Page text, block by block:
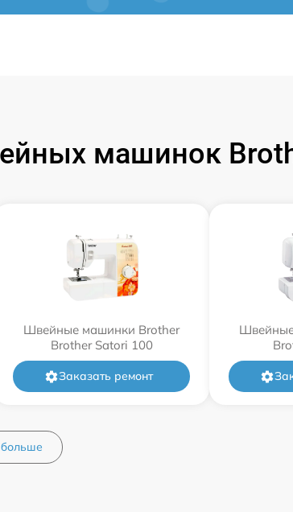
машинок
Швейные машинки Brother
Brother Satori 100
Заказать ремонт